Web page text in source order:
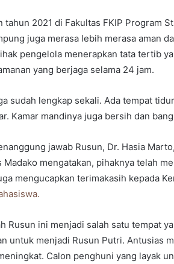
tahun 2021 di Fakultas FKIP Program
juga merasa lebih merasa aman
pengelola menerapkan tata tertib
yang berjaga selama 24 jam.
sudah lengkap sekali. Ada tempat
Kamar mandinya juga bersih dan
jawab Rusun, Dr. Hasia
mengatakan, pihaknya telah
mengucapkan terimakasih kepada
Rusun ini menjadi salah satu tempat
untuk menjadi Rusun Putri. Antusias
Calon penghuni yang layak